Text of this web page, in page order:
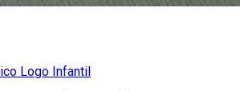
Logo Infantil